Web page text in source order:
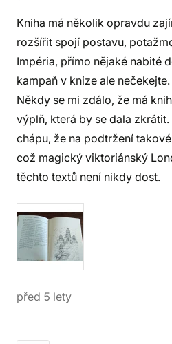
Kniha má několik opravdu
rozšířit spojí postavu,
Impéria, přímo nějaké nabité
kampaň v knize ale nečekejte.
Někdy se mi zdálo, že má
výplň, která by se dala
chápu, že na podtržení
což magický viktoriánský
těchto textů není nikdy dost.
před 5 lety